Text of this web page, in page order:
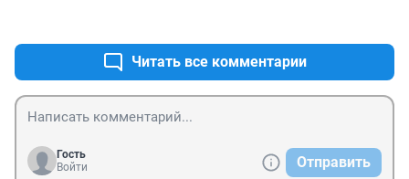
деточка...
Может тенденция такая...Читать все комментарии
Гость
Войти
Отправить